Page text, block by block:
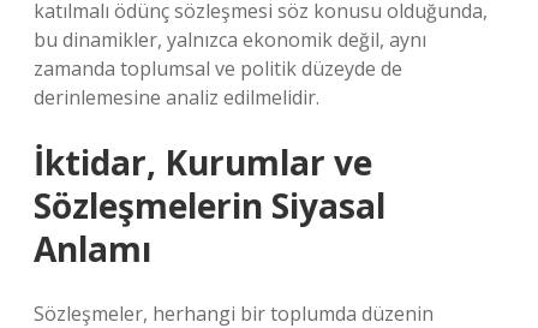
katılmalı ödünç sözleşmesi söz konusu olduğunda,
bu dinamikler, yalnızca ekonomik değil, aynı
zamanda toplumsal ve politik düzeyde de
derinlemesine analiz edilmelidir.
İktidar, Kurumlar ve
Sözleşmelerin Siyasal
Anlamı
Sözleşmeler, herhangi bir toplumda düzenin